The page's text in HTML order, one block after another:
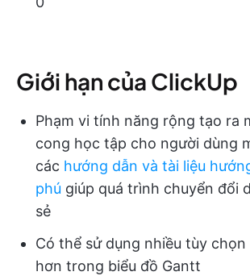
Giới hạn của ClickUp
Phạm vi tính năng rộng tạo ra
cong học tập cho người dùng
các hướng dẫn và tài liệu
phú giúp quá trình chuyển đổi
sẻ
Có thể sử dụng nhiều tùy
hơn trong biểu đồ Gantt